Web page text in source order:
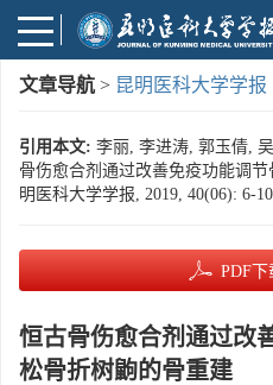
文章导航 > 昆明医科大学学报
引用本文: 李丽, 李进涛, 郭玉倩,
骨伤愈合剂通过改善免疫功能调
明医科大学学报, 2019, 40(06): 6-
PDF下
恒古骨伤愈合剂通过改
松骨折树鼩的骨重建